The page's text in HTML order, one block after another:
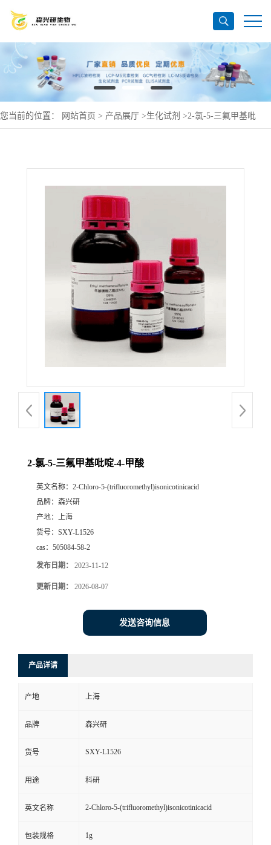
您当前的位置： 网站首页 > 产品展厅 >生化试剂 >2-氯-5-三氟甲基吡
2-氯-5-三氟甲基吡啶-4-甲酸
英文名称： 2-Chloro-5-(trifluoromethyl)isonicotinicacid
品牌： 森兴研
产地： 上海
货号： SXY-L1526
cas： 505084-58-2
发布日期： 2023-11-12
更新日期： 2026-08-07
发送咨询信息
产品详请
产地 上海
品牌 森兴研
货号 SXY-L1526
用途 科研
英文名称 2-Chloro-5-(trifluoromethyl)isonicotinicacid
包装规格 1g